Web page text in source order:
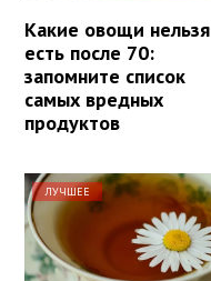
Какие овощи нельзя
есть после 70:
запомните список
самых вредных
продуктов
ЛУЧШЕЕ